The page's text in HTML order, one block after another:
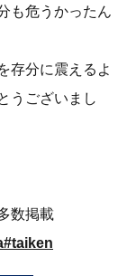
も危うかったん
存分に震えるよ
うございまし
数掲載